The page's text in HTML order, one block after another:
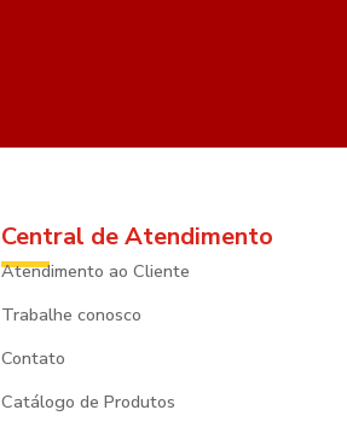
Central de Atendimento
Atendimento ao Cliente
Trabalhe conosco
Contato
Catálogo de Produtos